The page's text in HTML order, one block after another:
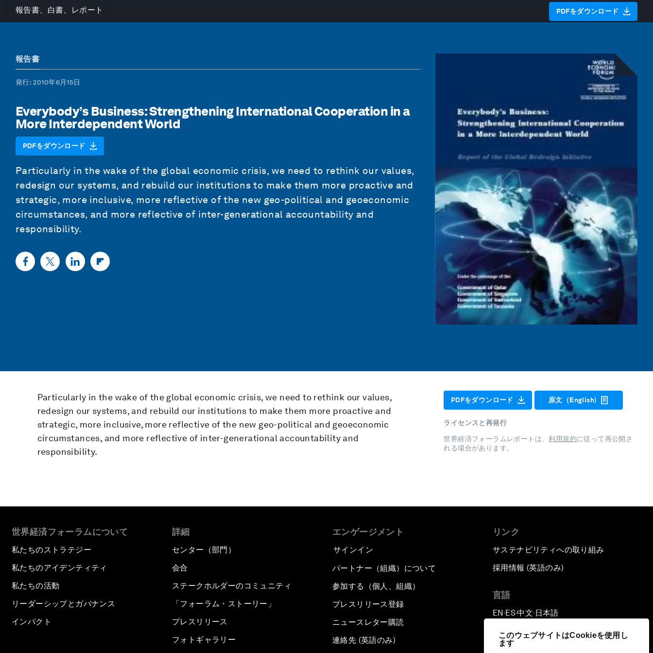
このウェブサイトはCookieを使用し
ます
報告書、白書、レポート PDFをダウンロード
報告書
発行: 2010年6月15日
Everybody’s Business: Strengthening International Cooperation in a
More Interdependent World
PDFをダウンロード
Particularly in the wake of the global economic crisis, we need to rethink our values,
redesign our systems, and rebuild our institutions to make them more proactive and
strategic, more inclusive, more reflective of the new geo-political and geoeconomic
circumstances, and more reflective of inter-generational accountability and
responsibility.
Particularly in the wake of the global economic crisis, we need to rethink our values,
redesign our systems, and rebuild our institutions to make them more proactive and
strategic, more inclusive, more reflective of the new geo-political and geoeconomic
circumstances, and more reflective of inter-generational accountability and
responsibility.
PDFをダウンロード 原文（English)
ライセンスと再発行
世界経済フォーラムレポートは、利用規約に従って再公開さ
れる場合があります。
世界経済フォーラムについて
私たちのストラテジー
私たちのアイデンティティ
私たちの活動
リーダーシップとガバナンス
インパクト
詳細
センター（部門）
会合
ステークホルダーのコミュニティ
「フォーラム・ストーリー」
プレスリリース
フォトギャラリー
エンゲージメント
サインイン
パートナー（組織）について
参加する（個人、組織）
プレスリリース登録
ニュースレター購読
連絡先 (英語のみ)
リンク
サステナビリティへの取り組み
採用情報 (英語のみ)
言語
EN ▪ ES▪中文▪ 日本語